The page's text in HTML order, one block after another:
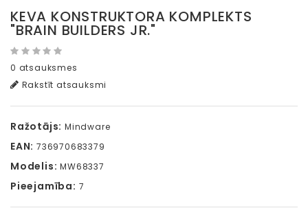
KEVA KONSTRUKTORA KOMPLEKTS
"BRAIN BUILDERS JR."
0 atsauksmes
Rakstīt atsauksmi
Ražotājs: Mindware
EAN: 736970683379
Modelis: MW68337
Pieejamība: 7